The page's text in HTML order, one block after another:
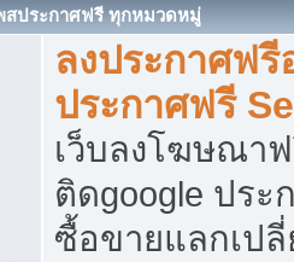
สประกาศฟรี ทุกหมวดหมู่
ลงประกาศฟ
ประกาศฟรี
เว็บลงโฆษณา
ติดgoogle ปร
ซื้อขายแลกเป